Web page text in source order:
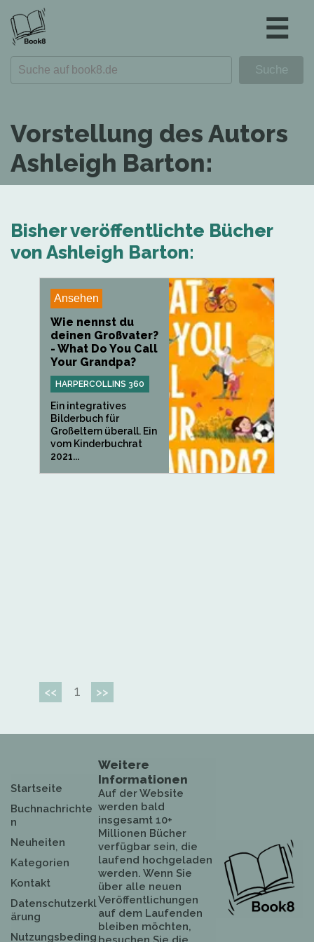
☰
Vorstellung des Autors
Ashleigh Barton:
Bisher veröffentlichte Bücher
von Ashleigh Barton:
Ansehen
Wie nennst du
deinen Großvater?
- What Do You Call
Your Grandpa?
HARPERCOLLINS 360
Ein integratives
Bilderbuch für
Großeltern überall. Ein
vom Kinderbuchrat
2021...
<< 1 >>
Startseite
Buchnachrichte
n
Neuheiten
Kategorien
Kontakt
Datenschutzerkl
ärung
Nutzungsbeding
Weitere
Informationen
Auf der Website
werden bald
insgesamt 10+
Millionen Bücher
verfügbar sein, die
laufend hochgeladen
werden. Wenn Sie
über alle neuen
Veröffentlichungen
auf dem Laufenden
bleiben möchten,